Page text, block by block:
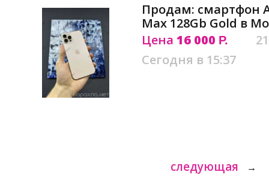
Продам: смартфон
Max 128Gb Gold в
Цена 16 000 Р.
Сегодня в 15:37
следующая →